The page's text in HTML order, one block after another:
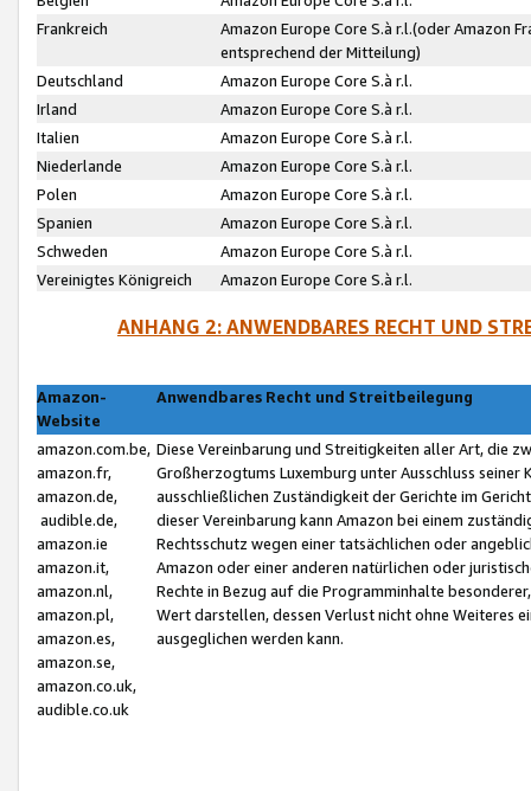
Frankreich
Amazon Europe Core S.à r.l.(oder Amazon
entsprechend der Mitteilung)
Deutschland
Amazon Europe Core S.à r.l.
Irland
Amazon Europe Core S.à r.l.
Italien
Amazon Europe Core S.à r.l.
Niederlande
Amazon Europe Core S.à r.l.
Polen
Amazon Europe Core S.à r.l.
Spanien
Amazon Europe Core S.à r.l.
Schweden
Amazon Europe Core S.à r.l.
Vereinigtes Königreich
Amazon Europe Core S.à r.l.
ANHANG 2: ANWENDBARES RECHT UND
Amazon-
Website
Anwendbares Recht und Streitbeilegung
amazon.com.be,
amazon.fr,
amazon.de,
audible.de,
amazon.ie
amazon.it,
amazon.nl,
amazon.pl,
amazon.es,
amazon.se,
amazon.co.uk,
audible.co.uk
Diese Vereinbarung und Streitigkeiten aller Art, die
Großherzogtums Luxemburg unter Ausschluss
ausschließlichen Zuständigkeit der Gerichte im
dieser Vereinbarung kann Amazon bei einem
Rechtsschutz wegen einer tatsächlichen oder
Amazon oder einer anderen natürlichen oder
Rechte in Bezug auf die Programminhalte
Wert darstellen, dessen Verlust nicht ohne Weiteres
ausgeglichen werden kann.